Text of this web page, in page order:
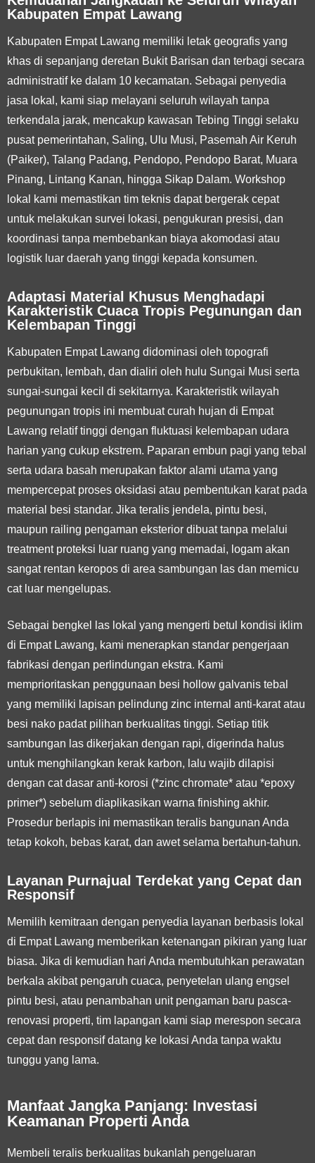
Kabupaten Empat Lawang
Kabupaten Empat Lawang memiliki letak geografis yang
khas di sepanjang deretan Bukit Barisan dan terbagi secara
administratif ke dalam 10 kecamatan. Sebagai penyedia
jasa lokal, kami siap melayani seluruh wilayah tanpa
terkendala jarak, mencakup kawasan Tebing Tinggi selaku
pusat pemerintahan, Saling, Ulu Musi, Pasemah Air Keruh
(Paiker), Talang Padang, Pendopo, Pendopo Barat, Muara
Pinang, Lintang Kanan, hingga Sikap Dalam. Workshop
lokal kami memastikan tim teknis dapat bergerak cepat
untuk melakukan survei lokasi, pengukuran presisi, dan
koordinasi tanpa membebankan biaya akomodasi atau
logistik luar daerah yang tinggi kepada konsumen.
Adaptasi Material Khusus Menghadapi
Karakteristik Cuaca Tropis Pegunungan dan
Kelembapan Tinggi
Kabupaten Empat Lawang didominasi oleh topografi
perbukitan, lembah, dan dialiri oleh hulu Sungai Musi serta
sungai-sungai kecil di sekitarnya. Karakteristik wilayah
pegunungan tropis ini membuat curah hujan di Empat
Lawang relatif tinggi dengan fluktuasi kelembapan udara
harian yang cukup ekstrem. Paparan embun pagi yang tebal
serta udara basah merupakan faktor alami utama yang
mempercepat proses oksidasi atau pembentukan karat pada
material besi standar. Jika teralis jendela, pintu besi,
maupun railing pengaman eksterior dibuat tanpa melalui
treatment proteksi luar ruang yang memadai, logam akan
sangat rentan keropos di area sambungan las dan memicu
cat luar mengelupas.
Sebagai bengkel las lokal yang mengerti betul kondisi iklim
di Empat Lawang, kami menerapkan standar pengerjaan
fabrikasi dengan perlindungan ekstra. Kami
memprioritaskan penggunaan besi hollow galvanis tebal
yang memiliki lapisan pelindung zinc internal anti-karat atau
besi nako padat pilihan berkualitas tinggi. Setiap titik
sambungan las dikerjakan dengan rapi, digerinda halus
untuk menghilangkan kerak karbon, lalu wajib dilapisi
dengan cat dasar anti-korosi (*zinc chromate* atau *epoxy
primer*) sebelum diaplikasikan warna finishing akhir.
Prosedur berlapis ini memastikan teralis bangunan Anda
tetap kokoh, bebas karat, dan awet selama bertahun-tahun.
Layanan Purnajual Terdekat yang Cepat dan
Responsif
Memilih kemitraan dengan penyedia layanan berbasis lokal
di Empat Lawang memberikan ketenangan pikiran yang luar
biasa. Jika di kemudian hari Anda membutuhkan perawatan
berkala akibat pengaruh cuaca, penyetelan ulang engsel
pintu besi, atau penambahan unit pengaman baru pasca-
renovasi properti, tim lapangan kami siap merespon secara
cepat dan responsif datang ke lokasi Anda tanpa waktu
tunggu yang lama.
Manfaat Jangka Panjang: Investasi
Keamanan Properti Anda
Membeli teralis berkualitas bukanlah pengeluaran